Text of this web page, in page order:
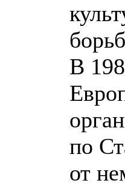
В
по
от